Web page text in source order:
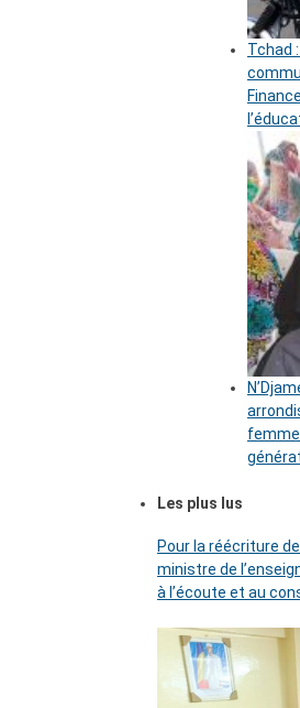
Tchad
Les plus lus
Pour la réécriture
ministre de
à l’écoute et au